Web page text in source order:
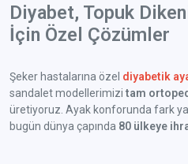
Diyabet, Topuk
İçin Özel Çözümler
Şeker hastalarına özel diyabetik
sandalet modellerimizi tam
üretiyoruz. Ayak konforunda fark
bugün dünya çapında 80 ülkeye